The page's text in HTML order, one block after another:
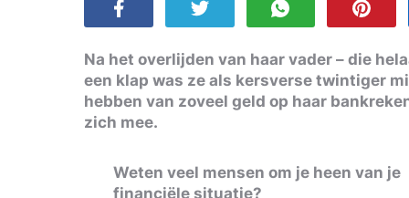
Na het overlijden van haar vader – die
een klap was ze als kersverse twintiger
hebben van zoveel geld op haar
zich mee.
Weten veel mensen om je heen van je
financiële situatie?